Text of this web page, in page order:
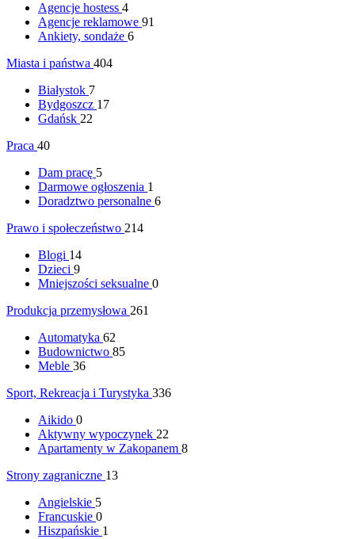
Agencje hostess 4
Agencje reklamowe 91
Ankiety, sondaże 6
Miasta i państwa 404
Białystok 7
Bydgoszcz 17
Gdańsk 22
Praca 40
Dam pracę 5
Darmowe ogłoszenia 1
Doradztwo personalne 6
Prawo i społeczeństwo 214
Blogi 14
Dzieci 9
Mniejszości seksualne 0
Produkcja przemysłowa 261
Automatyka 62
Budownictwo 85
Meble 36
Sport, Rekreacja i Turystyka 336
Aikido 0
Aktywny wypoczynek 22
Apartamenty w Zakopanem 8
Strony zagraniczne 13
Angielskie 5
Francuskie 0
Hiszpańskie 1